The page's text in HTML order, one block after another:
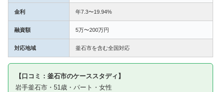
金利 年7.3〜19.94%
融資額 5万〜200万円
対応地域 釜石市を含む全国対応
【口コミ：釜石市のケーススタディ】
岩手釜石市・51歳・パート・女性